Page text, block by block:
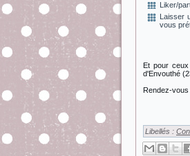
Liker/
Laisser
vous
Et pour
d'Envouthé
Rendez-
Libellés :